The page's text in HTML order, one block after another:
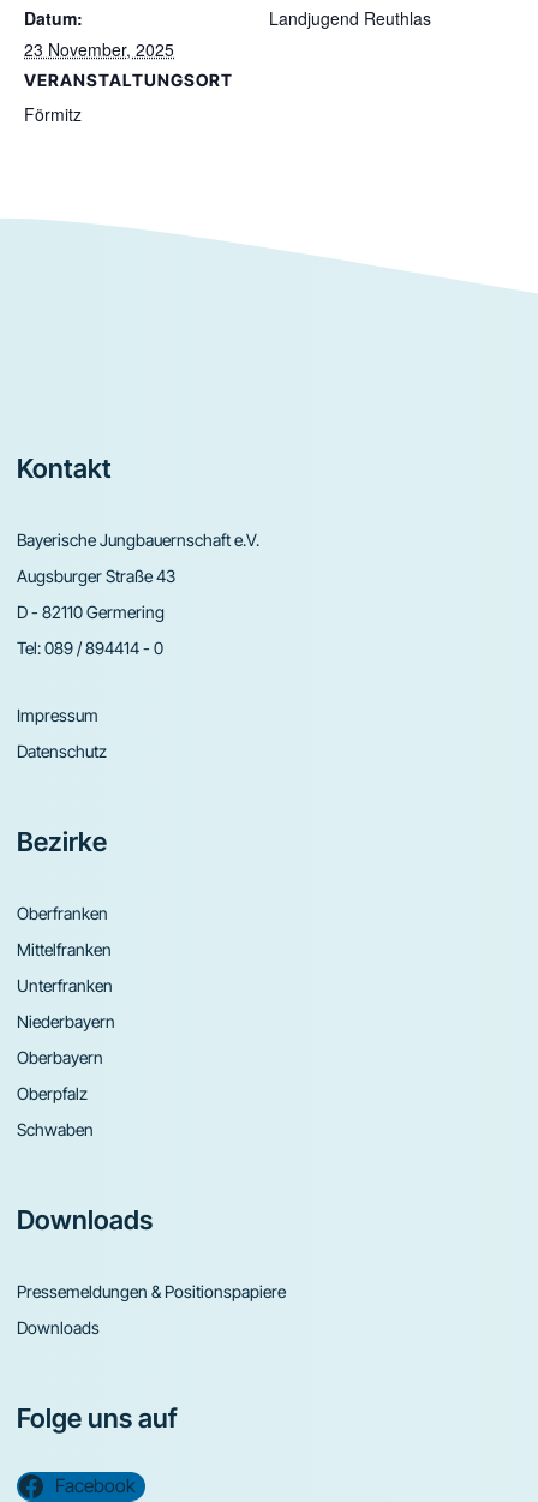
Datum:
23 November, 2025
VERANSTALTUNGSORT
Förmitz
Landjugend Reuthlas
Footer
Kontakt
Bayerische Jungbauernschaft e.V.
Augsburger Straße 43
D - 82110 Germering
Tel:089 / 894414 - 0
Impressum
Datenschutz
Bezirke
Oberfranken
Mittelfranken
Unterfranken
Niederbayern
Oberbayern
Oberpfalz
Schwaben
Downloads
Pressemeldungen & Positionspapiere
Downloads
Folge uns auf
Facebook